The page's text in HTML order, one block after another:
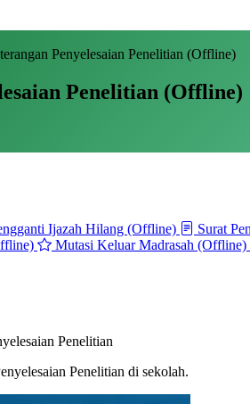
Penyelesaian Penelitian (Offline)
Penelitian (Offline)
Ijazah Hilang (Offline) Surat
Mutasi Keluar Madrasah (Offline)
Penelitian
Penelitian di sekolah.